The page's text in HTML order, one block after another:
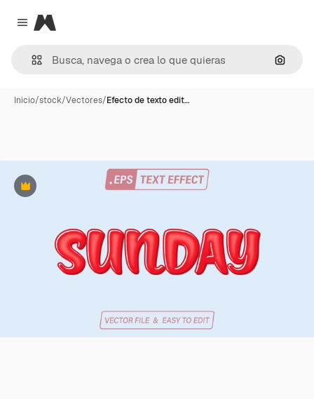
Close menu
Magnific
Inicio/stock/Vectores/Efecto de texto edit…
Premium